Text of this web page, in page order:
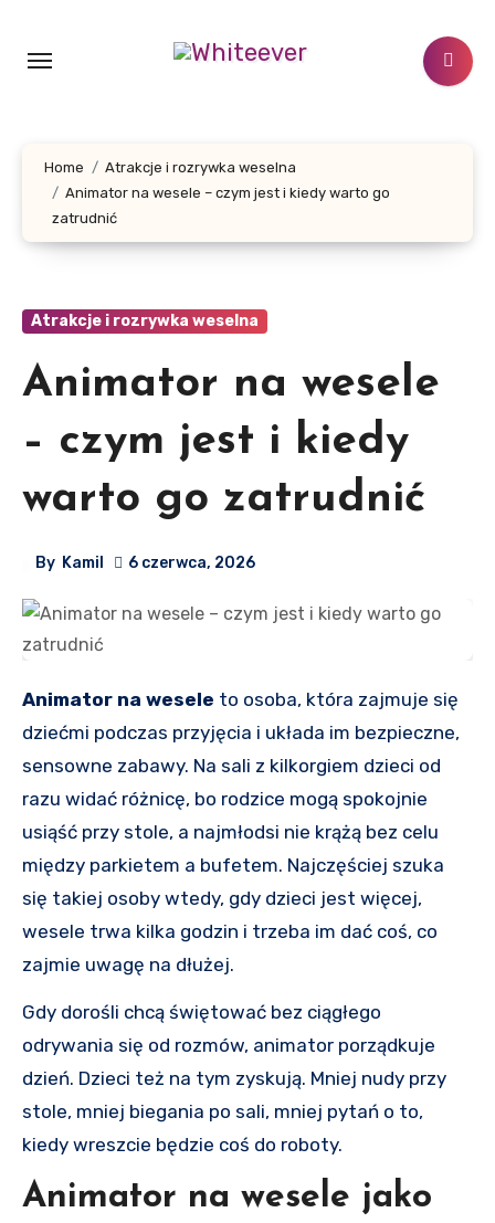
content
Home
Atrakcje i rozrywka weselna
Animator na wesele – czym jest i kiedy warto go
zatrudnić
Atrakcje i rozrywka weselna
Animator na wesele
– czym jest i kiedy
warto go zatrudnić
By Kamil 6 czerwca, 2026
Animator na wesele to osoba, która zajmuje się
dziećmi podczas przyjęcia i układa im bezpieczne,
sensowne zabawy. Na sali z kilkorgiem dzieci od
razu widać różnicę, bo rodzice mogą spokojnie
usiąść przy stole, a najmłodsi nie krążą bez celu
między parkietem a bufetem. Najczęściej szuka
się takiej osoby wtedy, gdy dzieci jest więcej,
wesele trwa kilka godzin i trzeba im dać coś, co
zajmie uwagę na dłużej.
Gdy dorośli chcą świętować bez ciągłego
odrywania się od rozmów, animator porządkuje
dzień. Dzieci też na tym zyskują. Mniej nudy przy
stole, mniej biegania po sali, mniej pytań o to,
kiedy wreszcie będzie coś do roboty.
Animator na wesele jako